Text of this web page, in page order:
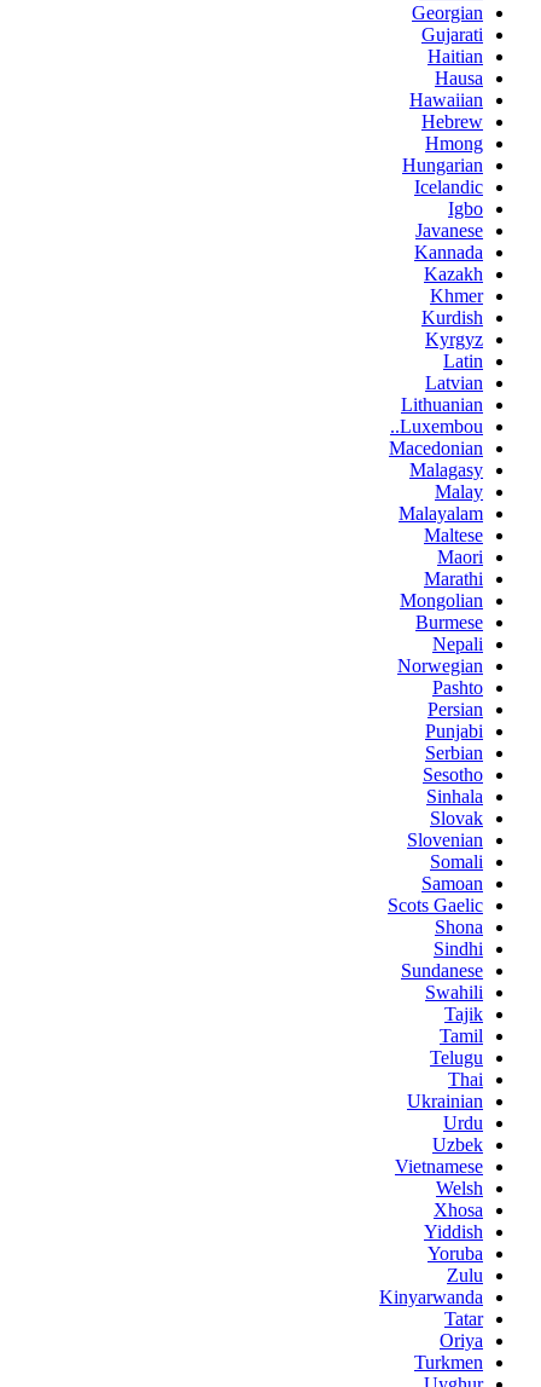
Georgian
Gujarati
Haitian
Hausa
Hawaiian
Hebrew
Hmong
Hungarian
Icelandic
Igbo
Javanese
Kannada
Kazakh
Khmer
Kurdish
Kyrgyz
Latin
Latvian
Lithuanian
Luxembou..
Macedonian
Malagasy
Malay
Malayalam
Maltese
Maori
Marathi
Mongolian
Burmese
Nepali
Norwegian
Pashto
Persian
Punjabi
Serbian
Sesotho
Sinhala
Slovak
Slovenian
Somali
Samoan
Scots Gaelic
Shona
Sindhi
Sundanese
Swahili
Tajik
Tamil
Telugu
Thai
Ukrainian
Urdu
Uzbek
Vietnamese
Welsh
Xhosa
Yiddish
Yoruba
Zulu
Kinyarwanda
Tatar
Oriya
Turkmen